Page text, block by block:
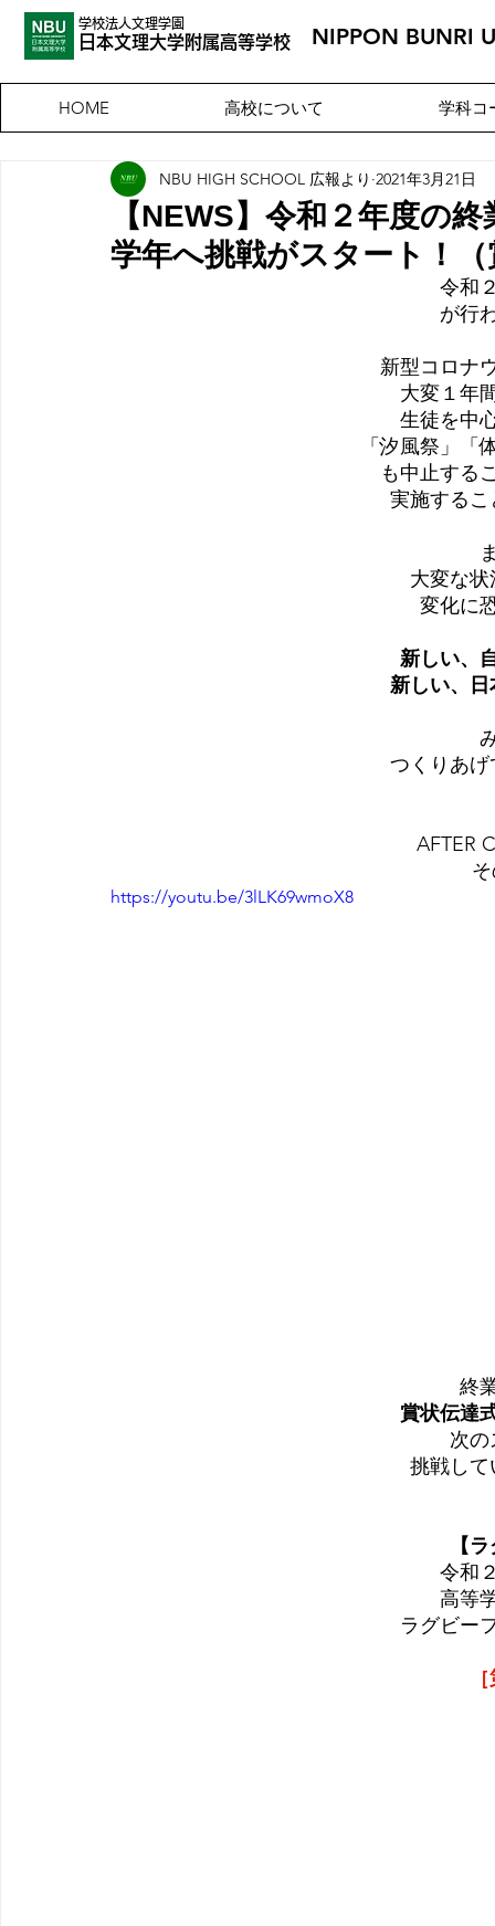
学校法人文理学園
​日本文理大学附属高等学校 NIPPON BUNRI
HOME 高校について 学科コ
【NEWS】令和２年度の
学年へ挑戦がスタート！
NBU HIGH SCHOOL 広報より 2021年3月21日
令和
が行
新型コロナ
大変１年
生徒を中
「汐風祭」「
も中止する
実施する
大変な
変化に
新しい、
新しい、
つくりあ
AFTER
https://youtu.be/3lLK69wmoX8
終
賞状伝達
次
挑戦し
【
令和
高等
ラグビー